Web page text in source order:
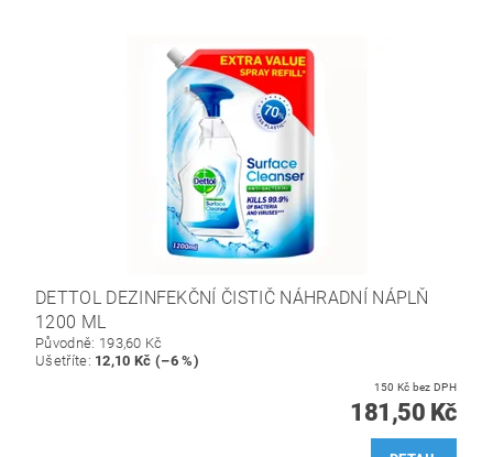
DETTOL DEZINFEKČNÍ ČISTIČ NÁHRADNÍ NÁPLŇ
1200 ML
Původně: 193,60 Kč
Ušetříte: 12,10 Kč (–6 %)
150 Kč bez DPH
181,50 Kč